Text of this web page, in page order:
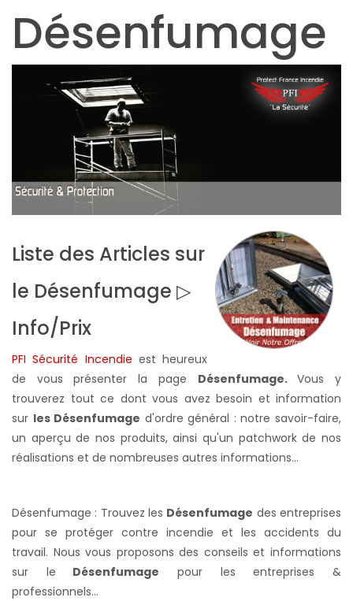
Désenfumage
Liste des Articles sur
le Désenfumage ▷
Info/Prix
PFI Sécurité Incendie est heureux
de vous présenter la page Désenfumage.Vous y
trouverez tout ce dont vous avez besoin et information
sur les Désenfumage d'ordre général : notre savoir-faire,
un aperçu de nos produits, ainsi qu'un patchwork de nos
réalisations et de nombreuses autres informations...
Désenfumage : Trouvez les Désenfumage des entreprises
pour se protéger contre incendie et les accidents du
travail. Nous vous proposons des conseils et informations
sur le Désenfumage pour les entreprises &
professionnels...